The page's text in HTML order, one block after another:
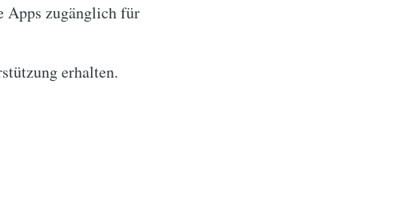
Apps zugänglich für
erhalten.